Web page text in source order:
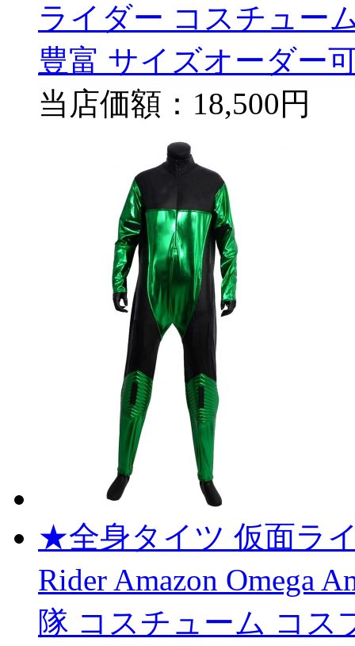
ライダー コスチュー
豊富 サイズオーダー
当店価額： 18,500円
★全身タイツ 仮面ラ
Rider Amazon Omega
隊 コスチューム コス